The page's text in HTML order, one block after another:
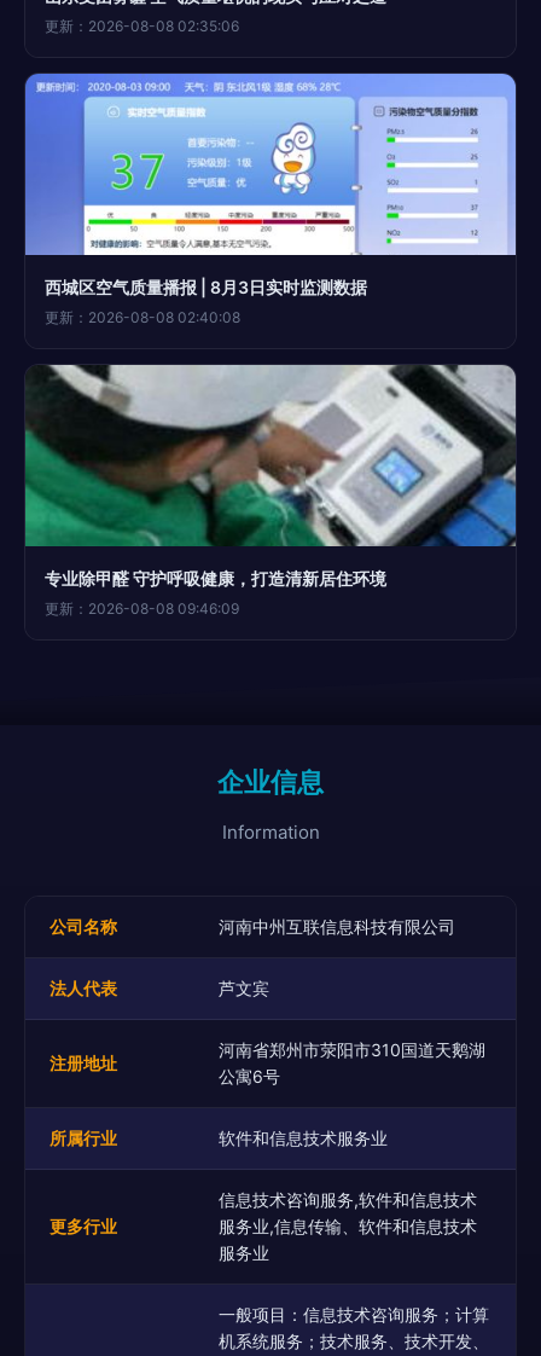
更新：2026-08-08 02:35:06
西城区空气质量播报 | 8月3日实时监测数据
更新：2026-08-08 02:40:08
专业除甲醛 守护呼吸健康，打造清新居住环境
更新：2026-08-08 09:46:09
企业信息
Information
公司名称 河南中州互联信息科技有限公司
法人代表 芦文宾
注册地址
河南省郑州市荥阳市310国道天鹅湖
公寓6号
所属行业 软件和信息技术服务业
更多行业
信息技术咨询服务,软件和信息技术
服务业,信息传输、软件和信息技术
服务业
一般项目：信息技术咨询服务；计算
机系统服务；技术服务、技术开发、